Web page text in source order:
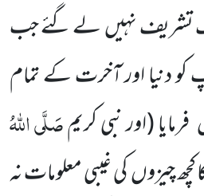
نہیںلے گئے جب
دنیا اور آخرت کے تمام
فرمایا(اور نبی کریمصَلَّی اللّٰہُ
کچھ چیزوںکی غیبی معلومات نہ